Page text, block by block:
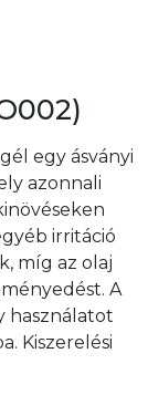
egy ásványi
azonnali
irritáció
míg az olaj
A
használatot
Kiszerelési